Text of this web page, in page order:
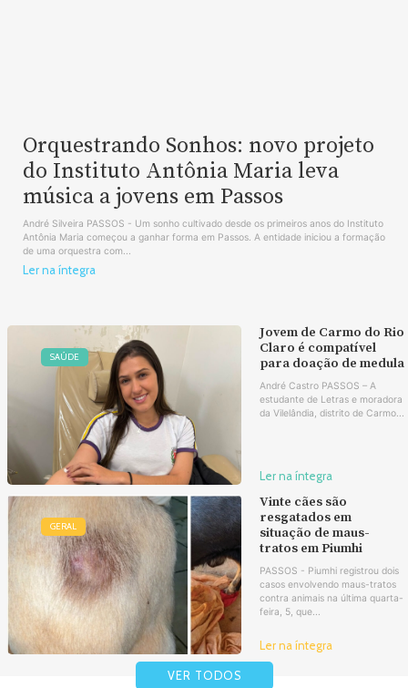
Orquestrando Sonhos: novo projeto
do Instituto Antônia Maria leva
música a jovens em Passos
André Silveira PASSOS - Um sonho cultivado desde os primeiros anos do Instituto
Antônia Maria começou a ganhar forma em Passos. A entidade iniciou a formação
de uma orquestra com...
Ler na íntegra
SAÚDE
Jovem de Carmo do Rio
Claro é compatível
para doação de medula
André Castro PASSOS – A
estudante de Letras e moradora
da Vilelândia, distrito de Carmo...
Ler na íntegra
GERAL
Vinte cães são
resgatados em
situação de maus-
tratos em Piumhi
PASSOS - Piumhi registrou dois
casos envolvendo maus-tratos
contra animais na última quarta-
feira, 5, que...
Ler na íntegra
VER TODOS